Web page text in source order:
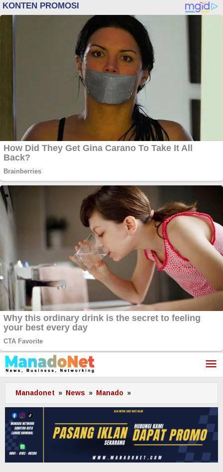
Lewati
ke
konten
Manadonet » News » Manado »
Sulut
Sosialisasi
Rancangan
Peraturan
Daerah
Pemberdayaan